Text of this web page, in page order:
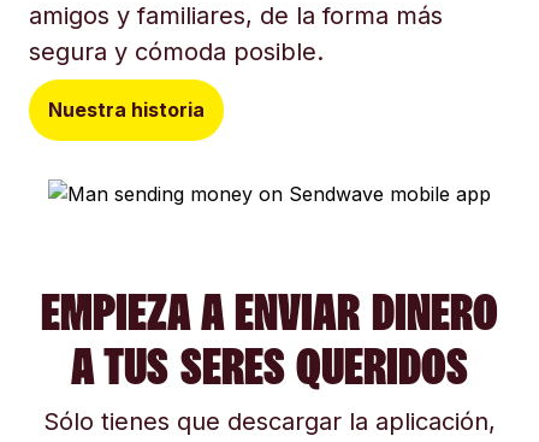
amigos y familiares, de la forma más
segura y cómoda posible.
Nuestra historia
EMPIEZA A ENVIAR DINERO
A TUS SERES QUERIDOS
Sólo tienes que descargar la aplicación,